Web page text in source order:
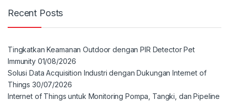
Recent Posts
Tingkatkan Keamanan Outdoor dengan PIR Detector Pet
Immunity 01/08/2026
Solusi Data Acquisition Industri dengan Dukungan Internet of
Things 30/07/2026
Internet of Things untuk Monitoring Pompa, Tangki, dan Pipeline